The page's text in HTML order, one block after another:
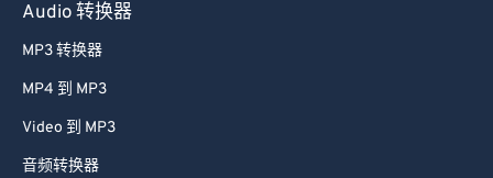
Audio 转换器
MP3 转换器
MP4 到 MP3
Video 到 MP3
音频转换器